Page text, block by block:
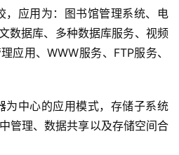
应用为：图书馆管理系统、电
数据库、多种数据库服务、视频
应用、WWW服务、FTP服务、
中心的应用模式，存储子系统
管理、数据共享以及存储空间合